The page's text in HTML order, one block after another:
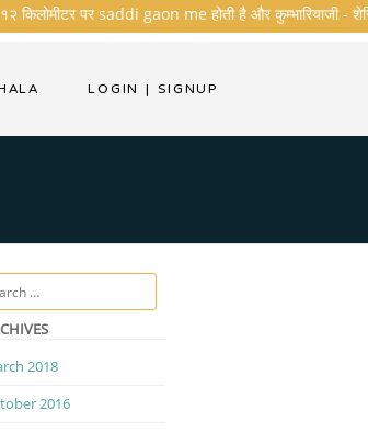
पर saddi gaon me होती है और कुम्भारियाजी -
LOGIN | SIGNUP
2018
2016